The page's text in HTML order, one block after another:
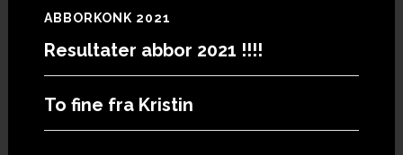
ABBORKONK 2021
Resultater abbor 2021 !!!!
To fine fra Kristin